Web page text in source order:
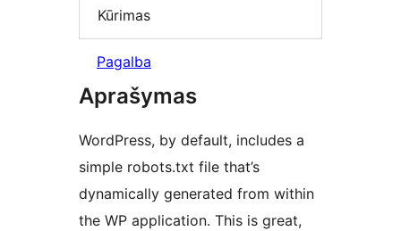
Kūrimas
Pagalba
Aprašymas
WordPress, by default, includes a
simple robots.txt file that’s
dynamically generated from within
the WP application. This is great,